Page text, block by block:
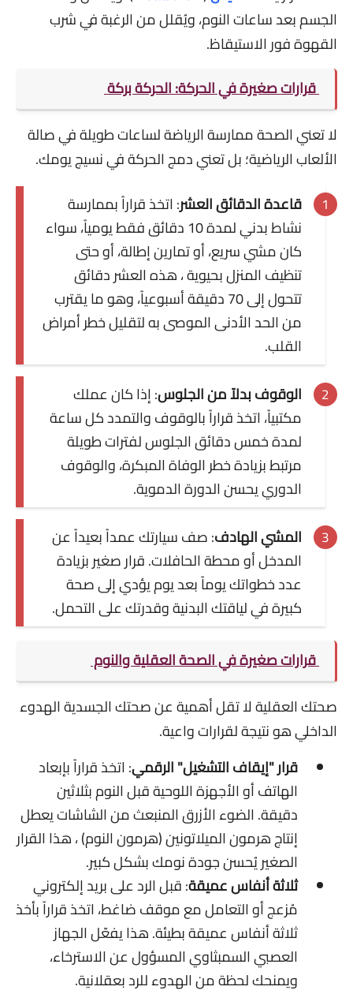
الجسم بعد ساعات النوم، ويُقلل من الرغبة في شرب
القهوة فور الاستيقاظ.
قرارات صغيرة في الحركة: الحركة بركة
لا تعني الصحة ممارسة الرياضة لساعات طويلة في صالة
الألعاب الرياضية؛ بل تعني دمج الحركة في نسيج يومك.
قاعدة الدقائق العشر: اتخذ قراراً بممارسة
نشاط بدني لمدة 10 دقائق فقط يومياً، سواء
كان مشي سريع، أو تمارين إطالة، أو حتى
تنظيف المنزل بحيوية ، هذه العشر دقائق
تتحول إلى 70 دقيقة أسبوعياً، وهو ما يقترب
من الحد الأدنى الموصى به لتقليل خطر أمراض
القلب.
الوقوف بدلاً من الجلوس: إذا كان عملك
مكتبياً، اتخذ قراراً بالوقوف والتمدد كل ساعة
لمدة خمس دقائق الجلوس لفترات طويلة
مرتبط بزيادة خطر الوفاة المبكرة، والوقوف
الدوري يحسن الدورة الدموية.
المشي الهادف: صف سيارتك عمداً بعيداً عن
المدخل أو محطة الحافلات. قرار صغير بزيادة
عدد خطواتك يوماً بعد يوم يؤدي إلى صحة
كبيرة في لياقتك البدنية وقدرتك على التحمل.
قرارات صغيرة في الصحة العقلية والنوم
صحتك العقلية لا تقل أهمية عن صحتك الجسدية الهدوء
الداخلي هو نتيجة لقرارات واعية.
قرار "إيقاف التشغيل" الرقمي: اتخذ قراراً بإبعاد
الهاتف أو الأجهزة اللوحية قبل النوم بثلاثين
دقيقة. الضوء الأزرق المنبعث من الشاشات يعطل
إنتاج هرمون الميلاتونين (هرمون النوم) ، هذا القرار
الصغير يُحسن جودة نومك بشكل كبير.
ثلاثة أنفاس عميقة: قبل الرد على بريد إلكتروني
مُزعج أو التعامل مع موقف ضاغط، اتخذ قراراً بأخذ
ثلاثة أنفاس عميقة بطيئة. هذا يفعّل الجهاز
العصبي السمبثاوي المسؤول عن الاسترخاء،
ويمنحك لحظة من الهدوء للرد بعقلانية.